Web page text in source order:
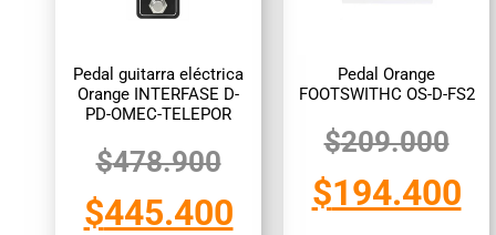
Pedal guitarra eléctrica
Orange INTERFASE D-
PD-OMEC-TELEPOR
$478.900
$445.400
Pedal Orange
FOOTSWITHC OS-D-FS2
$209.000
$194.400